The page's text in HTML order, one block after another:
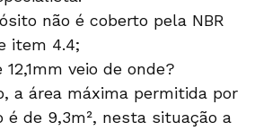
não é coberto pela NBR
item 4.4;
veio de onde?
a área máxima permitida por
é de 9,3m², nesta situação a